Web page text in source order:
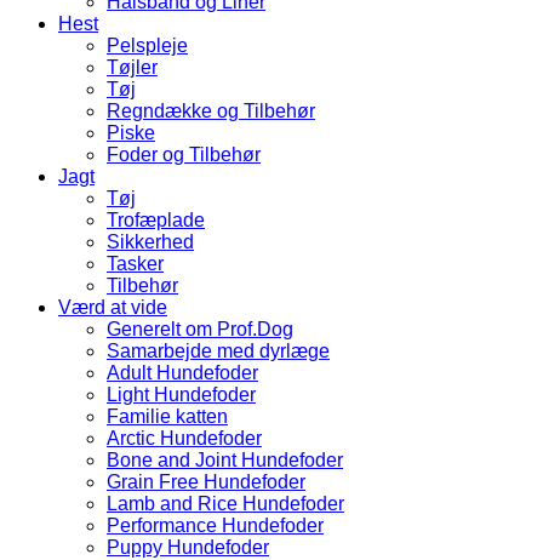
Hest
Pelspleje
Tøjler
Tøj
Regndække og Tilbehør
Piske
Foder og Tilbehør
Jagt
Tøj
Trofæplade
Sikkerhed
Tasker
Tilbehør
Værd at vide
Generelt om Prof.Dog
Samarbejde med dyrlæge
Adult Hundefoder
Light Hundefoder
Familie katten
Arctic Hundefoder
Bone and Joint Hundefoder
Grain Free Hundefoder
Lamb and Rice Hundefoder
Performance Hundefoder
Puppy Hundefoder